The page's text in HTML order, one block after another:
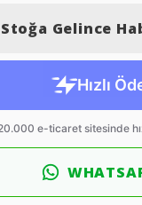
Stoğa Gelince